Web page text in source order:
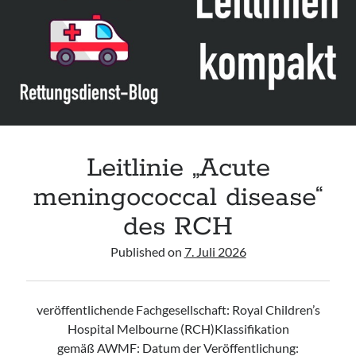
acute respiratory failure“ der Polish Society of Anaesthesiology and
Intensive Therapy
Leitlinie „Management of Hypercalcaemia in Adult Patients in the
Emergency Department“ der IAEM
Leitlinie „Behavioural Emergencies in Emergency Departments“ der IFEM
Leitlinie „Management of Acute Upper Gastrointestinal Bleeding in the
Emergency Department“ der IAEM
Leitlinie „Acute
meningococcal disease“
des RCH
Published on 7. Juli 2026
veröffentlichende Fachgesellschaft: Royal Children’s
Hospital Melbourne (RCH)Klassifikation
gemäß AWMF: Datum der Veröffentlichung: